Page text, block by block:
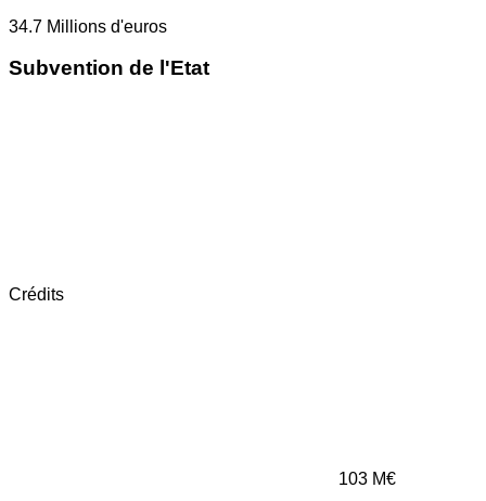
34.7 Millions d'euros
Subvention de l'Etat
Crédits
103 M€